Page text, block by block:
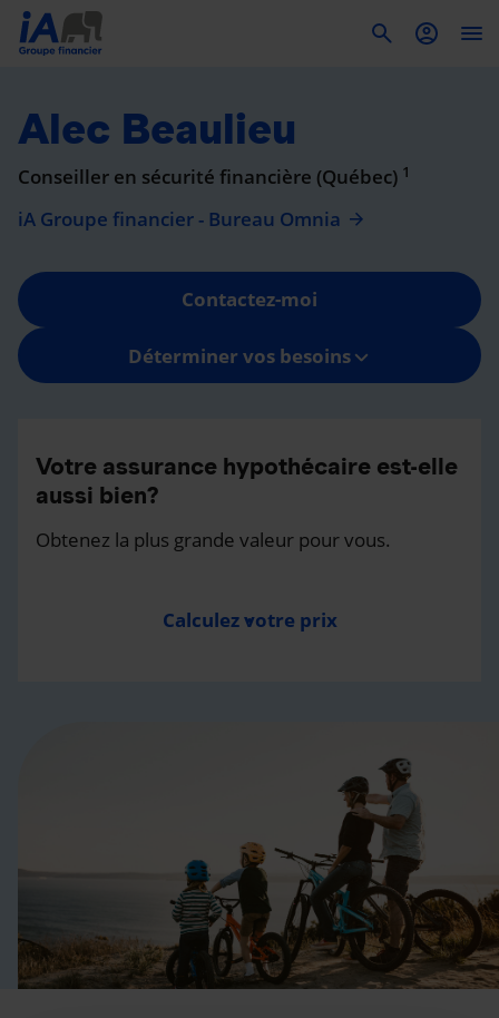
Alec Beaulieu
Conseiller en sécurité financière (Québec) 1
iA Groupe financier - Bureau Omnia
Contactez-moi
Déterminer vos besoins
Votre assurance hypothécaire est-elle
aussi bien?
Obtenez la plus grande valeur pour vous.
Calculez votre prix